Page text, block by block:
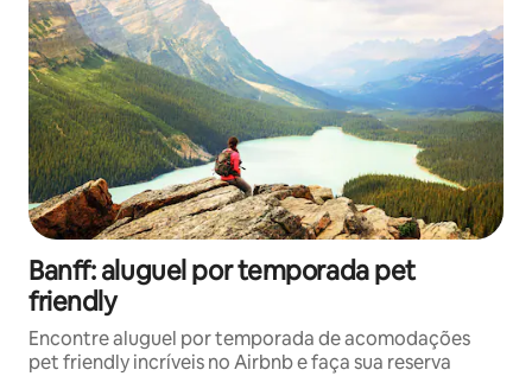
Banff: aluguel por temporada pet
friendly
Encontre aluguel por temporada de acomodações
pet friendly incríveis no Airbnb e faça sua reserva